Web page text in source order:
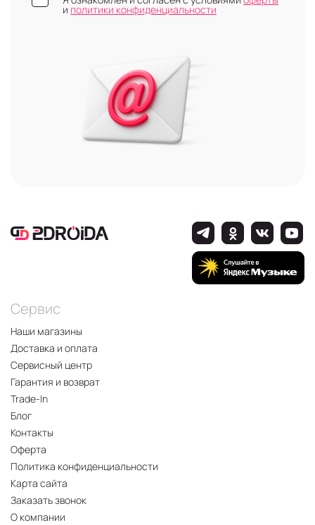
и политики конфиденциальности
Сервис
Наши магазины
Доставка и оплата
Сервисный центр
Гарантия и возврат
Trade-In
Блог
Контакты
Оферта
Политика конфиденциальности
Карта сайта
Заказать звонок
О компании